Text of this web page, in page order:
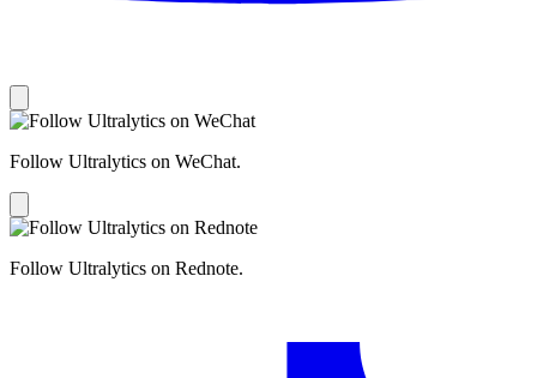
Follow Ultralytics on WeChat.
Follow Ultralytics on Rednote.